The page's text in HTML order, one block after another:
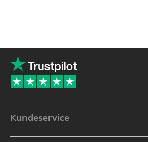
Kundeservice